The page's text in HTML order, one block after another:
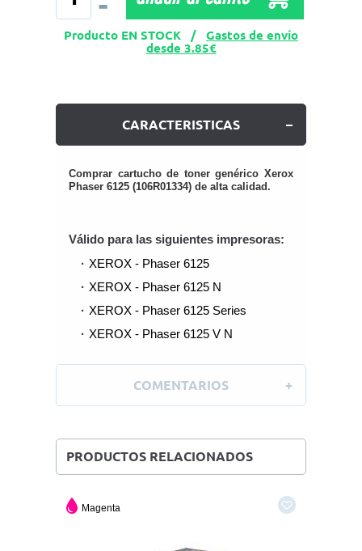
Producto EN STOCK / Gastos de envío
desde 3.85€
CARACTERISTICAS
Comprar cartucho de toner genérico Xerox
Phaser 6125 (106R01334) de alta calidad.
Válido para las siguientes impresoras:
XEROX - Phaser 6125
XEROX - Phaser 6125 N
XEROX - Phaser 6125 Series
XEROX - Phaser 6125 V N
COMENTARIOS
PRODUCTOS RELACIONADOS
Magenta